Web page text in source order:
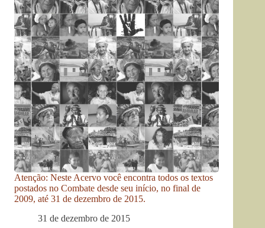
Atenção: Neste Acervo você encontra todos os textos
postados no Combate desde seu início, no final de
2009, até 31 de dezembro de 2015.
31 de dezembro de 2015